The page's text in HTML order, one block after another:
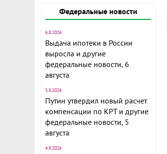
Федеральные новости
6.8.2026
Выдача ипотеки в России
выросла и другие
федеральные новости, 6
августа
5.8.2026
Путин утвердил новый расчет
компенсации по КРТ и другие
федеральные новости, 5
августа
4.8.2026